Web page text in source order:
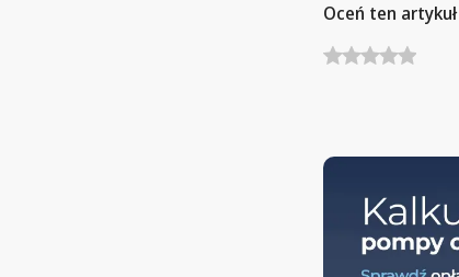
Oceń ten artykuł